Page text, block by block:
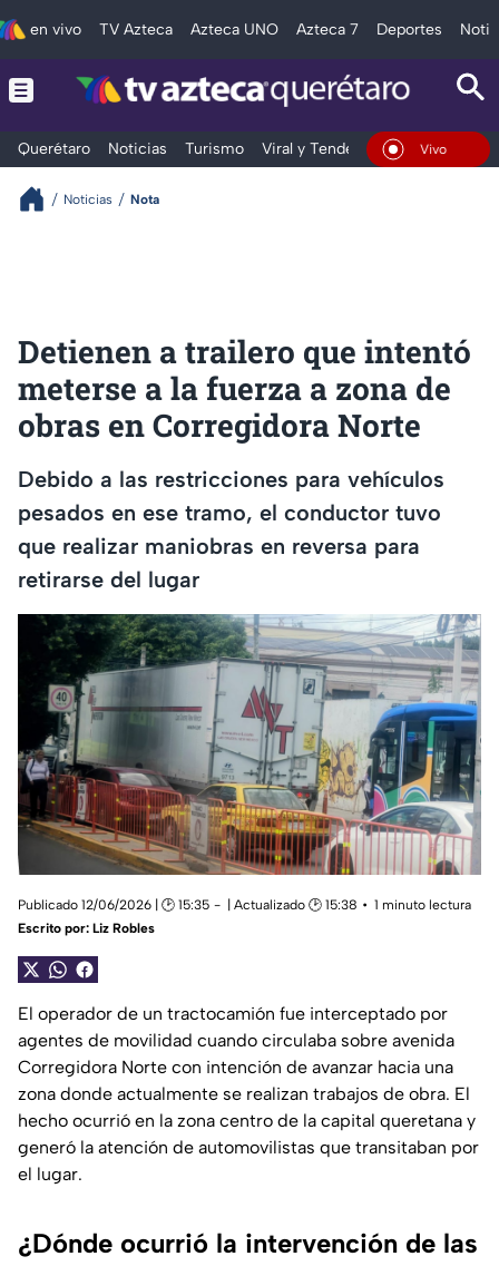
en vivo TV Azteca Azteca UNO Azteca 7 Deportes
Querétaro Noticias Turismo Viral y Tendencia Clima
En Vivo
Noticias Nota
Detienen a trailero que intentó
meterse a la fuerza a zona de
obras en Corregidora Norte
Debido a las restricciones para vehículos
pesados en ese tramo, el conductor tuvo
que realizar maniobras en reversa para
retirarse del lugar
Publicado 12/06/2026 | 🕑 15:35 | Actualizado 🕑 15:38
1 minuto lectura
Escrito por: Liz Robles
El operador de un tractocamión fue interceptado por
agentes de movilidad cuando circulaba sobre avenida
Corregidora Norte con intención de avanzar hacia una
zona donde actualmente se realizan trabajos de obra. El
hecho ocurrió en la zona centro de la capital queretana y
generó la atención de automovilistas que transitaban por
el lugar.
¿Dónde ocurrió la intervención de las